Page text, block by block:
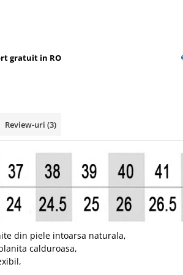
gratuit in RO
Review-uri (3)
din piele intoarsa naturala,
calduroasa,